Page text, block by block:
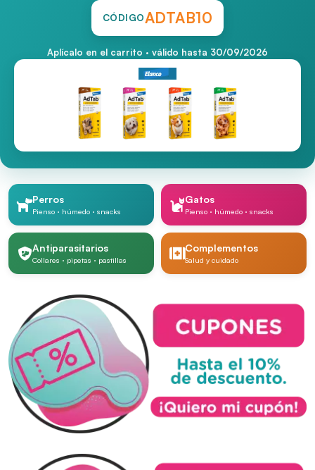
CÓDIGOADTAB10
Aplícalo en el carrito · válido hasta 30/09/2026
Perros
Pienso · húmedo · snacks
Gatos
Pienso · húmedo · snacks
Antiparasitarios
Collares · pipetas · pastillas
Complementos
Salud y cuidado